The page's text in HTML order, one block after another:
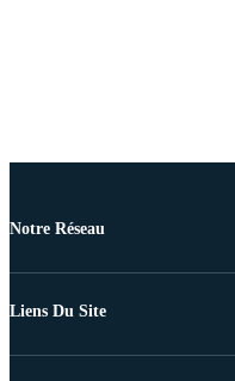
Notre Réseau
Liens Du Site